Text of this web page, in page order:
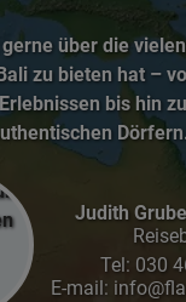
über die
zu bieten hat –
bis hin
Judith
Tel: 030
E-mail: